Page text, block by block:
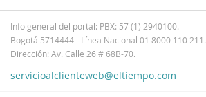
Info general del portal: PBX: 57 (1) 2940100.
Bogotá 5714444 - Línea Nacional 01 8000 110 211.
Dirección: Av. Calle 26 # 68B-70.
servicioalclienteweb@eltiempo.com